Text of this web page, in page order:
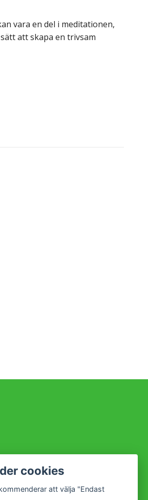
vara en del i meditationen,
att skapa en trivsam
cookies
att välja "Endast